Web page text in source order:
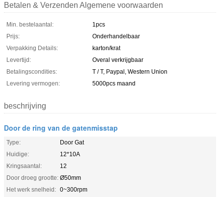
Betalen & Verzenden Algemene voorwaarden
Min. bestelaantal:
1pcs
Prijs:
Onderhandelbaar
Verpakking Details:
karton/krat
Levertijd:
Overal verkrijgbaar
Betalingscondities:
T / T, Paypal, Western Union
Levering vermogen:
5000pcs maand
beschrijving
Door de ring van de gatenmisstap
Type:
Door Gat
Huidige:
12*10A
Kringsaantal:
12
Door droeg grootte: Ø50mm
Het werk snelheid: 0~300rpm